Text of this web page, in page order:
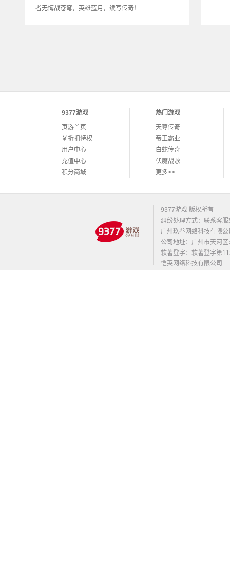
者无悔战苍穹，英雄蓝月，续写传奇！
9377游戏
页游首页
￥折扣特权
用户中心
充值中心
积分商城
热门游戏
天尊传奇
帝王霸业
白蛇传奇
伏魔战歌
更多>>
9377游戏 版权所有
纠纷处理方式：联系客服
广州玖叁网络科技有限
公司地址：广州市天河
软著登字：软著登字第
恺英网络科技有限公司